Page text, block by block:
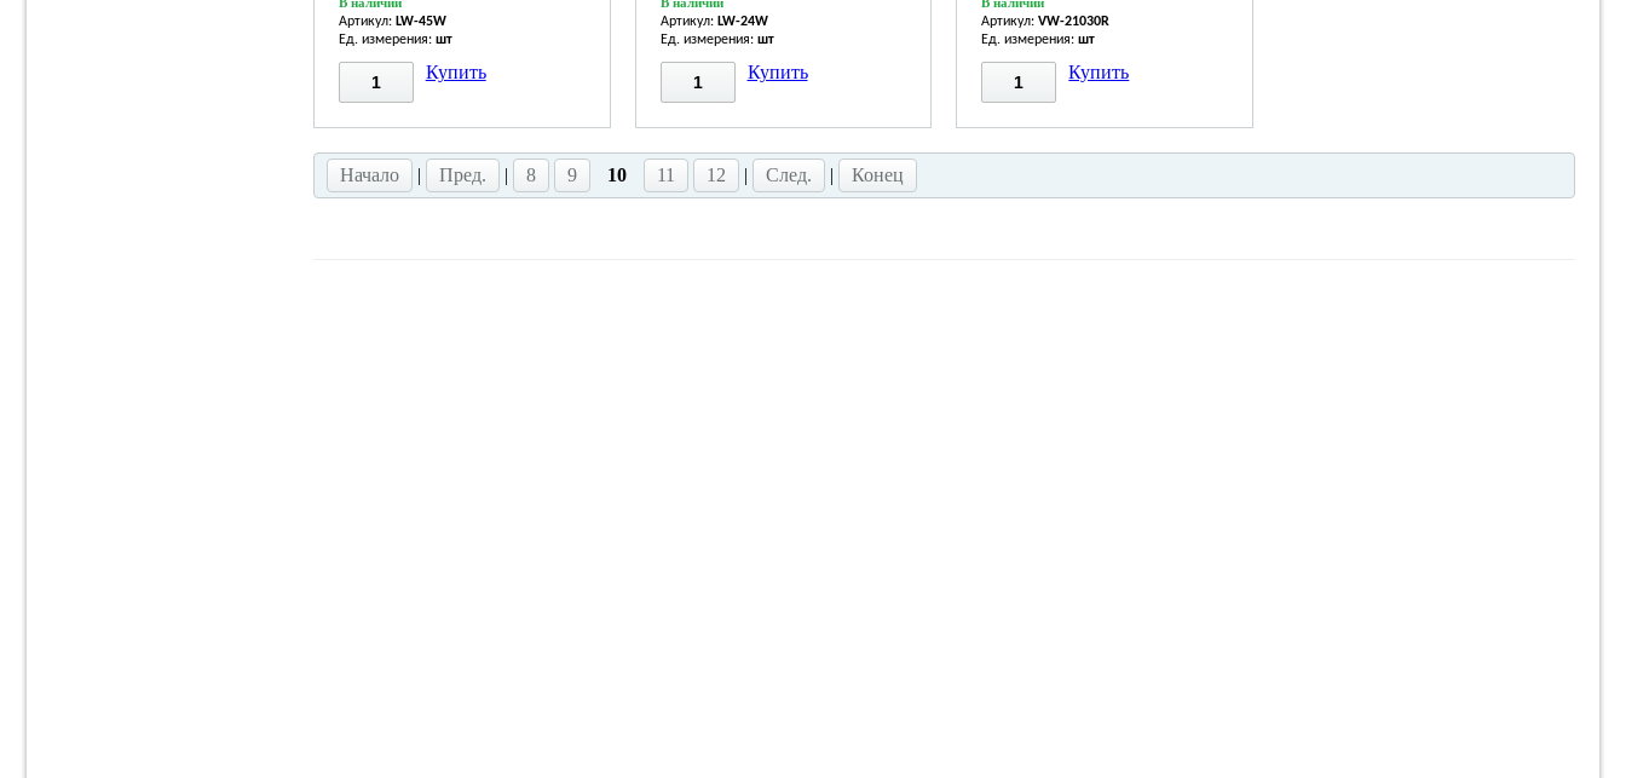
Артикул: LW-45W
Ед. измерения: шт
Купить
Артикул: LW-24W
Ед. измерения: шт
Купить
Артикул:VW-21030R
Ед. измерения:шт
Купить
Начало | Пред. | 8 9 10 11 12 | След. | Конец